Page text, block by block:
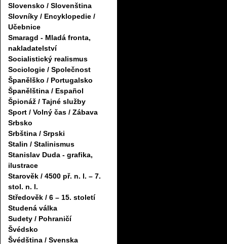
Slovensko / Slovenština
Slovníky / Encyklopedie /
Učebnice
Smaragd - Mladá fronta,
nakladatelství
Socialistický realismus
Sociologie / Společnost
Španělško / Portugalsko
Španělština / Español
Špionáž / Tajné služby
Sport / Volný čas / Zábava
Srbsko
Srbština / Srpski
Stalin / Stalinismus
Stanislav Duda - grafika,
ilustrace
Starověk / 4500 př. n. l. – 7.
stol. n. l.
Středověk / 6 – 15. století
Studená válka
Sudety / Pohraničí
Švédsko
Švédština / Svenska